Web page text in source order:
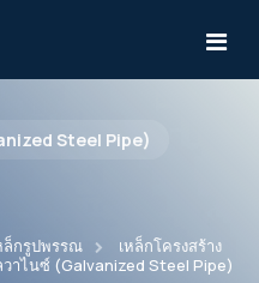
Steel Pipe)
ล็กรูปพรรณ
เหล็กโครงสร้าง
วาไนซ์ (Galvanized Steel Pipe)